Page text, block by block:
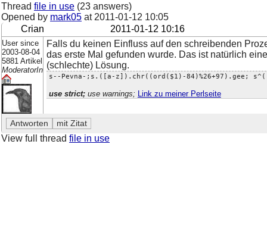
Thread file in use (23 answers)
Opened by mark05 at 2011-01-12 10:05
Crian
2011-01-12 10:16
User since
2003-08-04
5881 Artikel
ModeratorIn
Falls du keinen Einfluss auf den schreibenden
das erste Mal gefunden wurde. Das ist natürlich
(schlechte) Lösung.
s--Pevna-;s.([a-z]).chr((ord($1)-84)%26+97).gee;
use strict;use warnings; Link zu meiner Perlseite
View full thread file in use